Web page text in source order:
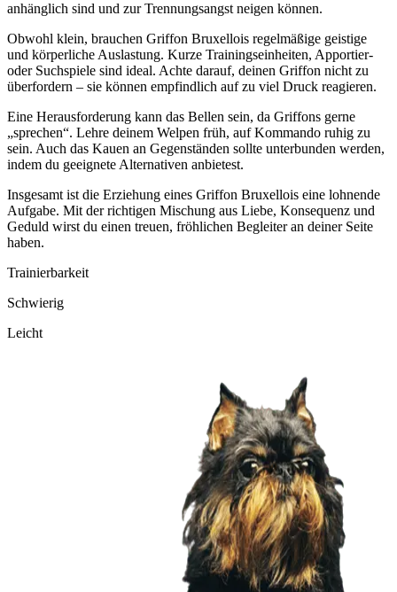
anhänglich sind und zur Trennungsangst neigen können.
Obwohl klein, brauchen Griffon Bruxellois regelmäßige geistige
und körperliche Auslastung. Kurze Trainingseinheiten, Apportier-
oder Suchspiele sind ideal. Achte darauf, deinen Griffon nicht zu
überfordern – sie können empfindlich auf zu viel Druck reagieren.
Eine Herausforderung kann das Bellen sein, da Griffons gerne
„sprechen“. Lehre deinem Welpen früh, auf Kommando ruhig zu
sein. Auch das Kauen an Gegenständen sollte unterbunden werden,
indem du geeignete Alternativen anbietest.
Insgesamt ist die Erziehung eines Griffon Bruxellois eine lohnende
Aufgabe. Mit der richtigen Mischung aus Liebe, Konsequenz und
Geduld wirst du einen treuen, fröhlichen Begleiter an deiner Seite
haben.
Trainierbarkeit
Schwierig
Leicht